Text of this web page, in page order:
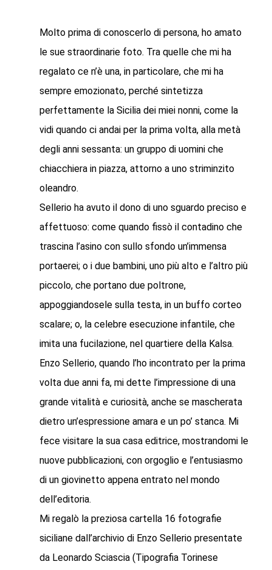
Molto prima di conoscerlo di persona, ho amato
le sue straordinarie foto. Tra quelle che mi ha
regalato ce n’è una, in particolare, che mi ha
sempre emozionato, perché sintetizza
perfettamente la Sicilia dei miei nonni, come la
vidi quando ci andai per la prima volta, alla metà
degli anni sessanta: un gruppo di uomini che
chiacchiera in piazza, attorno a uno striminzito
oleandro.
Sellerio ha avuto il dono di uno sguardo preciso e
affettuoso: come quando fissò il contadino che
trascina l’asino con sullo sfondo un’immensa
portaerei; o i due bambini, uno più alto e l’altro più
piccolo, che portano due poltrone,
appoggiandosele sulla testa, in un buffo corteo
scalare; o, la celebre esecuzione infantile, che
imita una fucilazione, nel quartiere della Kalsa.
Enzo Sellerio, quando l’ho incontrato per la prima
volta due anni fa, mi dette l’impressione di una
grande vitalità e curiosità, anche se mascherata
dietro un’espressione amara e un po’ stanca. Mi
fece visitare la sua casa editrice, mostrandomi le
nuove pubblicazioni, con orgoglio e l’entusiasmo
di un giovinetto appena entrato nel mondo
dell’editoria.
Mi regalò la preziosa cartella 16 fotografie
siciliane dall’archivio di Enzo Sellerio presentate
da Leonardo Sciascia (Tipografia Torinese